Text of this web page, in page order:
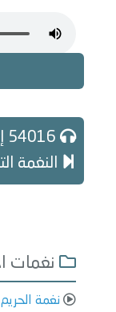
النغمة
نغمات
نغمة الحريم